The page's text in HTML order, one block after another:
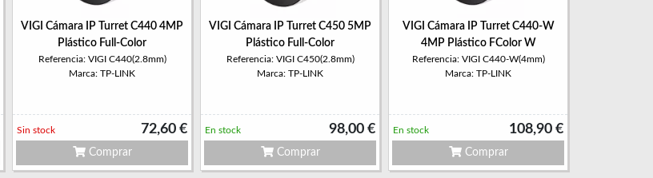
VIGI Cámara IP Turret C440 4MP
Plástico Full-Color
Referencia: VIGI C440(2.8mm)
Marca: TP-LINK
72,60 €
Sin stock
Comprar
VIGI Cámara IP Turret C450 5MP
Plástico Full-Color
Referencia: VIGI C450(2.8mm)
Marca: TP-LINK
98,00 €
En stock
Comprar
VIGI Cámara IP Turret C440-W
4MP Plástico FColor W
Referencia: VIGI C440-W(4mm)
Marca: TP-LINK
108,90 €
En stock
Comprar